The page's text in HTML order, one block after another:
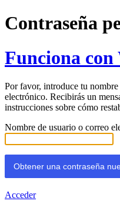
Contraseña
Funciona con
Por favor, introduce tu
electrónico. Recibirás un
instrucciones sobre cómo
Nombre de usuario o correo
Acceder